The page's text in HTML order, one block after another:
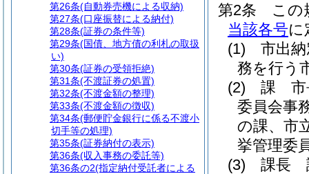
第2条
この
当該各号に
(1)
市出
務を行う
(2)
課 市
委員会事
の課、市
挙管理委
(3)
課長
第26条(自動券売機による収納)
第27条(口座振替による納付)
第28条(証券の条件等)
第29条(国債、地方債の利札の取扱
い)
第30条(証券の受領拒絶)
第31条(不渡証券の処置)
第32条(不渡金額の整理)
第33条(不渡金額の徴収)
第34条(郵便貯金銀行に係る不渡小
切手等の処理)
第35条(証券納付の表示)
第36条(収入事務の委託等)
第36条の2(指定納付受託者による